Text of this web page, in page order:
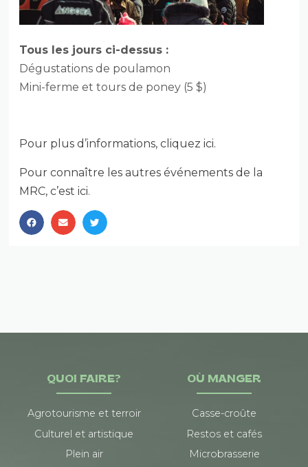
Tous les jours ci-dessus :
Dégustations de poulamon
Mini-ferme et tours de poney (5 $)
Pour plus d’informations, cliquez ici.
Pour connaître les autres événements de la
MRC, c’est ici.
QUOI FAIRE?
Agrotourisme et terroir
Culturel et artistique
Plein air
OÙ MANGER
Casse-croûte
Restos et cafés
Microbrasserie